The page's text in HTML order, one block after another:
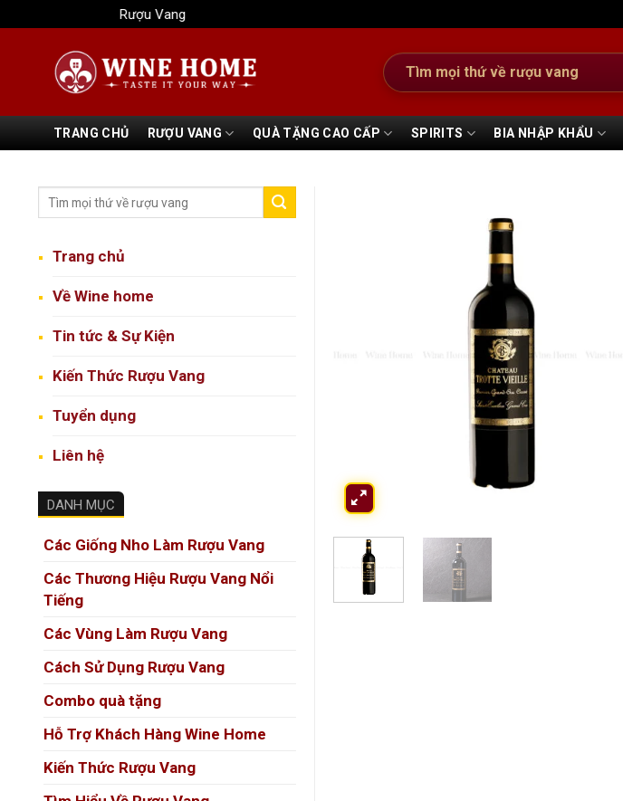
qua
Rượu Vang Wine Home
Tìm
kiếm:
TRANG CHỦ RƯỢU VANG QUÀ TẶNG CAO CẤP SPIRITS BIA NHẬP KHẨU
Trang chủ
Về Wine home
Tin tức & Sự Kiện
Kiến Thức Rượu Vang
Tuyển dụng
Liên hệ
DANH MỤC
Các Giống Nho Làm Rượu Vang
Các Thương Hiệu Rượu Vang Nổi
Tiếng
Các Vùng Làm Rượu Vang
Cách Sử Dụng Rượu Vang
Combo quà tặng
Hỗ Trợ Khách Hàng Wine Home
Kiến Thức Rượu Vang